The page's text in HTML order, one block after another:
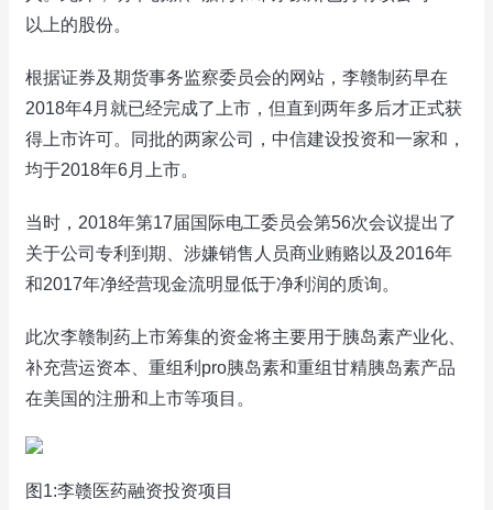
以上的股份。
根据证券及期货事务监察委员会的网站，李赣制药早在
2018年4月就已经完成了上市，但直到两年多后才正式获
得上市许可。同批的两家公司，中信建设投资和一家和，
均于2018年6月上市。
当时，2018年第17届国际电工委员会第56次会议提出了
关于公司专利到期、涉嫌销售人员商业贿赂以及2016年
和2017年净经营现金流明显低于净利润的质询。
此次李赣制药上市筹集的资金将主要用于胰岛素产业化、
补充营运资本、重组利pro胰岛素和重组甘精胰岛素产品
在美国的注册和上市等项目。
图1:李赣医药融资投资项目